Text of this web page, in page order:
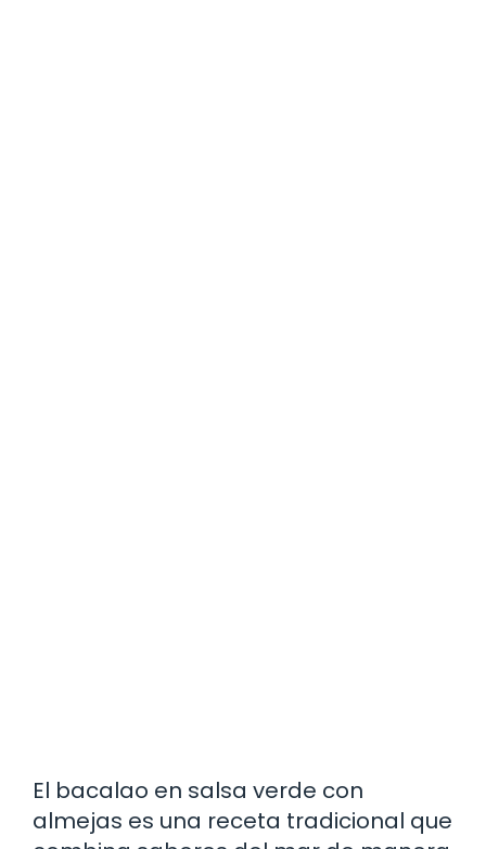
El bacalao en salsa verde con
almejas es una receta tradicional que